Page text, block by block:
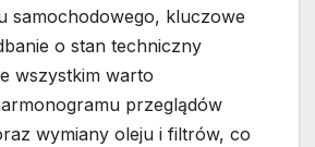
samochodowego, kluczowe
o stan techniczny
wszystkim warto
przeglądów
wymiany oleju i filtrów, co